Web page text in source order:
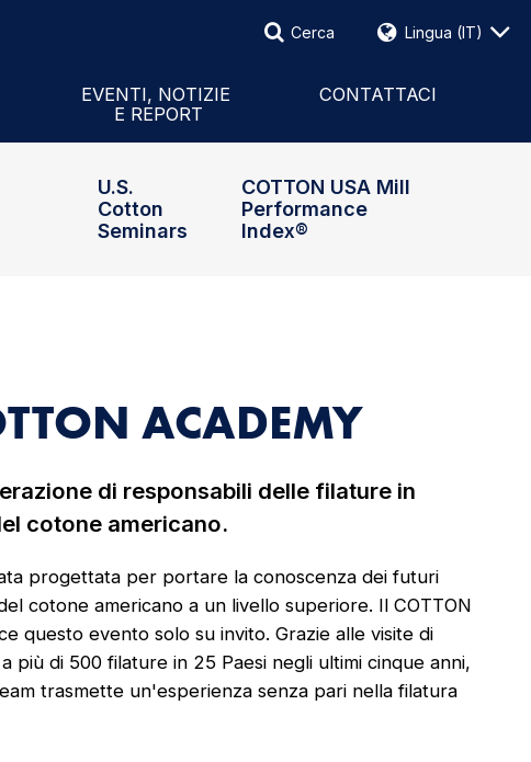
Cerca
Cerca Lingua (IT)
Consiglio Di Amministrazione
EVENTI, NOTIZIE
E REPORT
Comunicati Stampa
CONTATTACI
U.S.
Cotton
Seminars
COTTON USA Mill
Performance
Index®
ACADEMY
di responsabili delle filature in
cotone americano.
progettata per portare la conoscenza dei futuri
cotone americano a un livello superiore. Il COTTON
questo evento solo su invito. Grazie alle visite di
più di 500 filature in 25 Paesi negli ultimi cinque anni,
trasmette un'esperienza senza pari nella filatura